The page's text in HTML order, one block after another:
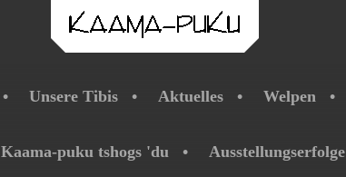
Unsere Tibis Aktuelles Welpen
Kaama-puku tshogs 'du Ausstellungserfolge